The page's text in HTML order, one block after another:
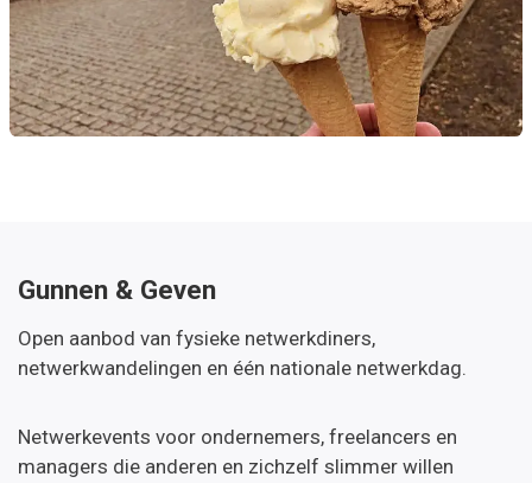
Gunnen & Geven
Open aanbod van fysieke netwerkdiners,
netwerkwandelingen en één nationale netwerkdag.
Netwerkevents voor ondernemers, freelancers en
managers die anderen en zichzelf slimmer willen